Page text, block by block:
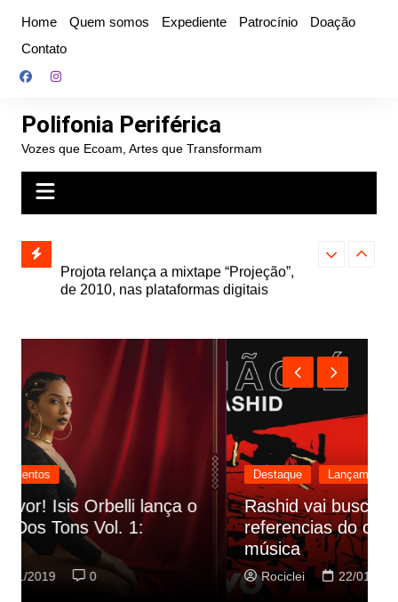
conteúdo
Home Quem somos Expediente Patrocínio
Doação
Contato
Polifonia Periférica
Vozes que Ecoam, Artes que Transformam
e abre
autoral,
de 2010, nas plataformas digitais
Farofa
Destaque
Rashid vai buscar nos HQs as
referencias do clipe de sua nova
música
Rociclei 0